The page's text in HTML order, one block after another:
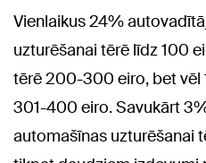
Vienlaikus 24%
uzturēšanai tērē līdz 100
tērē 200-300 eiro, bet vēl
301-400 eiro. Savukārt
automašīnas uzturēšanai